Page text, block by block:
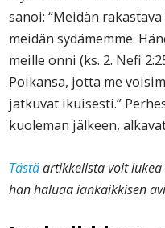
sanoi: “Meidän
meidän sydämemme.
meille onni (ks. 2. Nefi
Poikansa, jotta me
jatkuvat ikuisesti.”
kuoleman jälkeen,
Tästäartikkelista voit
hän haluaa iankaikkisen